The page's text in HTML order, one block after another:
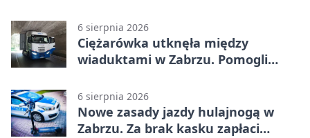
6 sierpnia 2026
Ciężarówka utknęła między
wiaduktami w Zabrzu. Pomogli
6 sierpnia 2026
Nowe zasady jazdy hulajnogą w
Zabrzu. Za brak kasku zapłaci